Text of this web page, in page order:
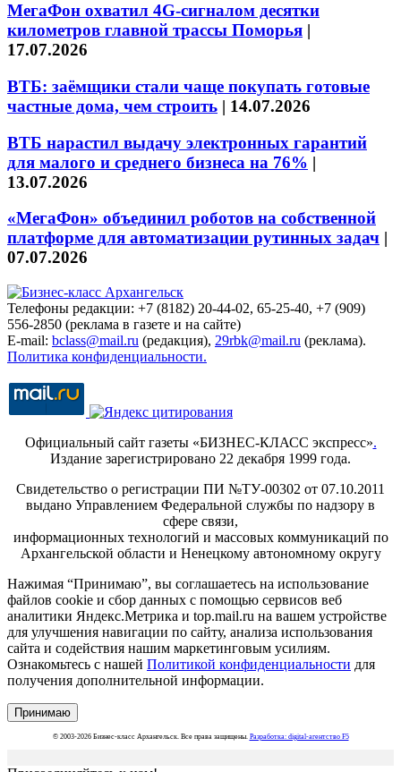
МегаФон охватил 4G-сигналом десятки
километров главной трассы Поморья |
17.07.2026
ВТБ: заёмщики стали чаще покупать готовые
частные дома, чем строить | 14.07.2026
ВТБ нарастил выдачу электронных гарантий
для малого и среднего бизнеса на 76% |
13.07.2026
«МегаФон» объединил роботов на собственной
платформе для автоматизации рутинных задач |
07.07.2026
Телефоны редакции: +7 (8182) 20-44-02, 65-25-40, +7 (909)
556-2850 (реклама в газете и на сайте)
E-mail: bclass@mail.ru (редакция), 29rbk@mail.ru (реклама).
Политика конфиденциальности.
Официальный сайт газеты «БИЗНЕС-КЛАСС экспресс».
Издание зарегистрировано 22 декабря 1999 года.
Свидетельство о регистрации ПИ №ТУ-00302 от 07.10.2011
выдано Управлением Федеральной службы по надзору в
сфере связи,
информационных технологий и массовых коммуникаций по
Архангельской области и Ненецкому автономному округу
Нажимая “Принимаю”, вы соглашаетесь на использование
файлов cookie и сбор данных с помощью сервисов веб
аналитики Яндекс.Метрика и top.mail.ru на вашем устройстве
для улучшения навигации по сайту, анализа использования
сайта и содействия нашим маркетинговым усилиям.
Ознакомьтесь с нашей Политикой конфиденциальности для
получения дополнительной информации.
Принимаю
© 2003-2026 Бизнес-класс Архангельск. Все права защищены. Разработка: digital-агентство F5